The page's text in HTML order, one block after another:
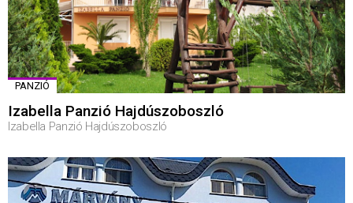
PANZIÓ
Izabella Panzió Hajdúszoboszló
Izabella Panzió Hajdúszoboszló